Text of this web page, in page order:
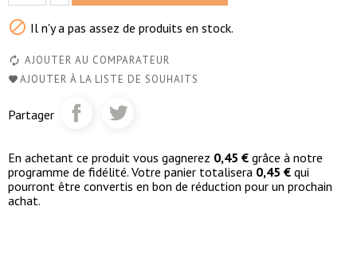
 Il n'y a pas assez de produits en stock.
AJOUTER AU COMPARATEUR
AJOUTER À LA LISTE DE SOUHAITS
Partager
En achetant ce produit vous gagnerez 0,45 € grâce à notre
programme de fidélité. Votre panier totalisera 0,45 € qui
pourront être convertis en bon de réduction pour un prochain
achat.